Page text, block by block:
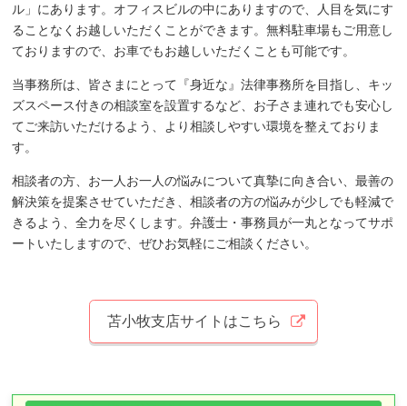
ル」にあります。オフィスビルの中にありますので、人目を気にす
ることなくお越しいただくことができます。無料駐車場もご用意し
ておりますので、お車でもお越しいただくことも可能です。
当事務所は、皆さまにとって『身近な』法律事務所を目指し、キッ
ズスペース付きの相談室を設置するなど、お子さま連れでも安心し
てご来訪いただけるよう、より相談しやすい環境を整えておりま
す。
相談者の方、お一人お一人の悩みについて真摯に向き合い、最善の
解決策を提案させていただき、相談者の方の悩みが少しでも軽減で
きるよう、全力を尽くします。弁護士・事務員が一丸となってサポ
ートいたしますので、ぜひお気軽にご相談ください。
苫小牧支店サイトはこちら